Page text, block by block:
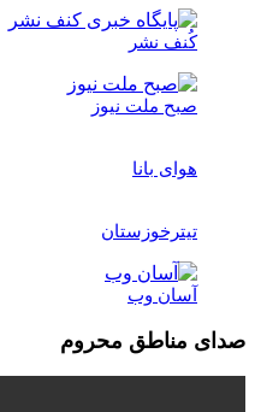
کُنف نشر
صبح ملت نیوز
هوای بانا
تیترخوزستان
آسان وب
صدای مناطق محروم